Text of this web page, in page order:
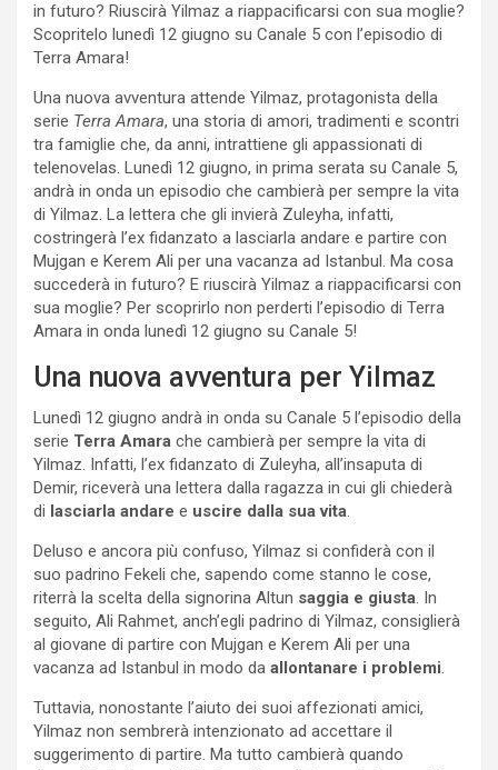
in futuro? Riuscirà Yilmaz a riappacificarsi con sua moglie?
Scopritelo lunedì 12 giugno su Canale 5 con l’episodio di
Terra Amara!
Una nuova avventura attende Yilmaz, protagonista della
serie Terra Amara, una storia di amori, tradimenti e scontri
tra famiglie che, da anni, intrattiene gli appassionati di
telenovelas. Lunedì 12 giugno, in prima serata su Canale 5,
andrà in onda un episodio che cambierà per sempre la vita
di Yilmaz. La lettera che gli invierà Zuleyha, infatti,
costringerà l’ex fidanzato a lasciarla andare e partire con
Mujgan e Kerem Ali per una vacanza ad Istanbul. Ma cosa
succederà in futuro? E riuscirà Yilmaz a riappacificarsi con
sua moglie? Per scoprirlo non perderti l’episodio di Terra
Amara in onda lunedì 12 giugno su Canale 5!
Una nuova avventura per Yilmaz
Lunedì 12 giugno andrà in onda su Canale 5 l’episodio della
serie Terra Amara che cambierà per sempre la vita di
Yilmaz. Infatti, l’ex fidanzato di Zuleyha, all’insaputa di
Demir, riceverà una lettera dalla ragazza in cui gli chiederà
di lasciarla andare e uscire dalla sua vita.
Deluso e ancora più confuso, Yilmaz si confiderà con il
suo padrino Fekeli che, sapendo come stanno le cose,
riterrà la scelta della signorina Altun saggia e giusta. In
seguito, Ali Rahmet, anch’egli padrino di Yilmaz, consiglierà
al giovane di partire con Mujgan e Kerem Ali per una
vacanza ad Istanbul in modo da allontanare i problemi.
Tuttavia, nonostante l’aiuto dei suoi affezionati amici,
Yilmaz non sembrerà intenzionato ad accettare il
suggerimento di partire. Ma tutto cambierà quando